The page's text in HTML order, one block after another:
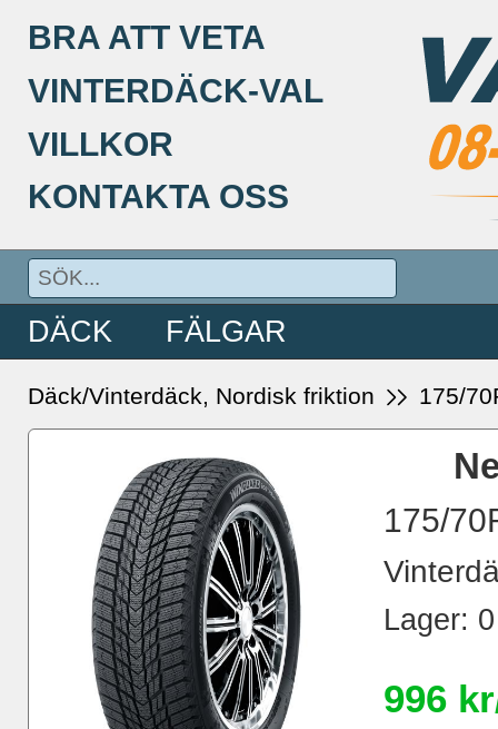
BRA ATT VETA
VINTERDÄCK-VAL
VILLKOR
KONTAKTA OSS
DÄCK FÄLGAR
Däck/Vinterdäck, Nordisk friktion 175/
175/
Lager: 0
996